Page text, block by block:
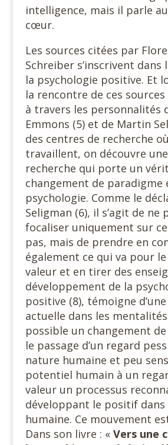
intelligence, mais il parle
cœur.
Les sources citées par
Schreiber s’inscrivent dans
la psychologie positive. Et
la rencontre de ces
à travers les personnalités
Emmons (5) et de Martin
des centres de recherche
travaillent, on découvre
recherche qui porte un
changement de paradigme
psychologie. Comme le
Seligman (6), il s’agit de ne
focaliser uniquement sur
pas, mais de prendre en
également ce qui va pour
valeur et en tirer des
développement de la
positive (8), témoigne
actuelle dans les
possible un changement de
le passage d’un regard
nature humaine et peu
potentiel humain à un
valeur un processus
développant le positif dans
humaine. Ce mouvement
Dans son livre : « Vers une